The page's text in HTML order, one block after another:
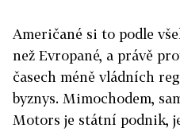
Američané si to podle
než Evropané, a právě
časech méně vládních
byznys. Mimochodem,
Motors je státní podnik,